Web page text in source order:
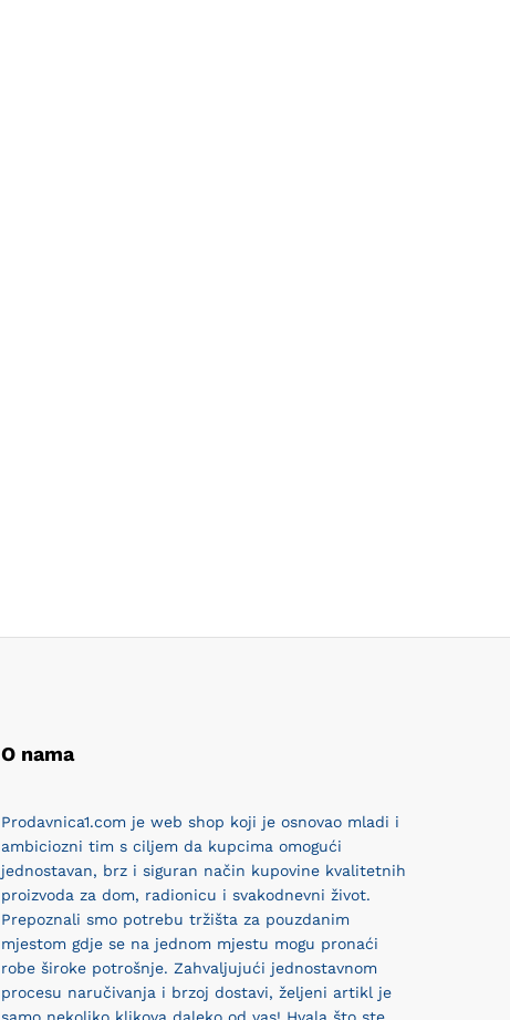
O nama
Prodavnica1.com je web shop koji je osnovao mladi i
ambiciozni tim s ciljem da kupcima omogući
jednostavan, brz i siguran način kupovine kvalitetnih
proizvoda za dom, radionicu i svakodnevni život.
Prepoznali smo potrebu tržišta za pouzdanim
mjestom gdje se na jednom mjestu mogu pronaći
robe široke potrošnje. Zahvaljujući jednostavnom
procesu naručivanja i brzoj dostavi, željeni artikl je